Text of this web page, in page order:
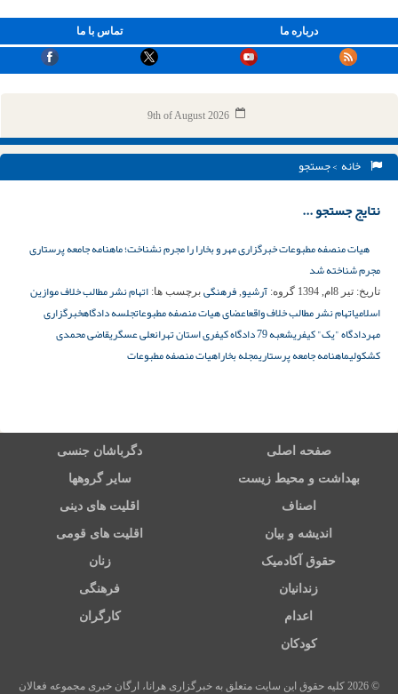
تماس با ما درباره ما
9th of August 2026
خانه > جستجو
نتایج جستجو ...
هیات منصفه مطبوعات خبرگزاری مهر و بخارا را مجرم نشناخت؛ ماهنامه جامعه پرستاری
مجرم شناخته شد
تاریخ: تیر 8ام, 1394 گروه: آرشیو, فرهنگی برچسب ها: اتهام نشر مطالب خلاف موازین
اسلامیاتهام نشر مطالب خلاف واقعاعضای هیات منصفه مطبوعاتجلسه دادگاهخبرگزاری
مهردادگاه "یک" کیفریشعبه 79 دادگاه کیفری استان تهران علی عسگریقاضی محمدی
کشکولیماهنامه جامعه پرستاریمجله بخاراهیات منصفه مطبوعات
صفحه اصلی دگرباشان جنسی
بهداشت و محیط زیست سایر گروهها
اصناف اقلیت های دینی
اندیشه و بیان اقلیت های قومی
حقوق آکادمیک زنان
زندانیان فرهنگی
اعدام کارگران
کودکان
© 2026 کلیه حقوق این سایت متعلق به خبرگزاری هرانا، ارگان خبری مجموعه فعالان